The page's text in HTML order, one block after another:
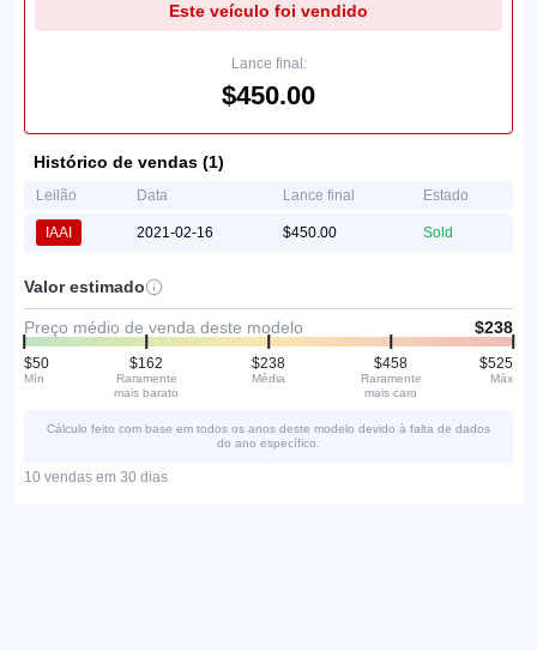
Este veículo foi vendido
Lance final:
$450.00
Histórico de vendas (1)
Leilão Data Lance final Estado
IAAI 2021-02-16 $450.00 Sold
Valor estimado
Preço médio de venda deste modelo $238
$50
Mín
$162
Raramente
mais barato
$238
Média
$458
Raramente
mais caro
$525
Máx
Cálculo feito com base em todos os anos deste modelo devido à falta de dados
do ano específico.
10 vendas em 30 dias